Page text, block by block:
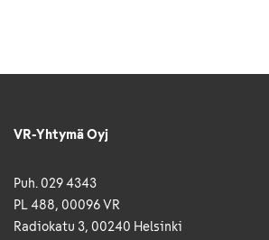
VR-Yhtymä Oyj
Puh. 029 4343
PL 488, 00096 VR
Radiokatu 3, 00240 Helsinki